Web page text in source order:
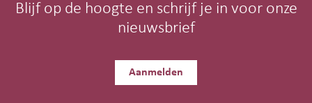
Blijf op de hoogte en schrijf je in voor onze
nieuwsbrief
Aanmelden